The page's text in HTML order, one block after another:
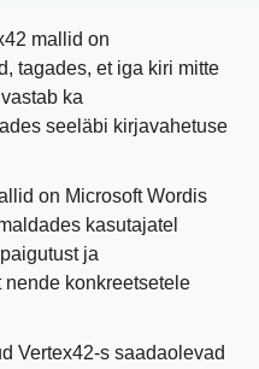
mallid on
tagades, et iga kiri mitte
ka
seeläbi kirjavahetuse
on Microsoft Wordis
kasutajatel
ja
konkreetsetele
Vertex42-s saadaolevad